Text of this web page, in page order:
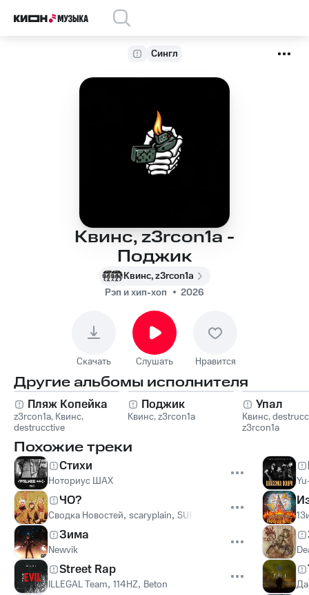
Сингл
Квинс, z3rcon1a -
Поджик
Квинс, z3rcon1a
Рэп и хип-хоп
2026
Скачать Слушать Нравится
Другие альбомы исполнителя
Пляж Копейка
z3rcon1a, Квинс,
destrucctive
Поджик
Квинс,z3rcon1a
Упал
Квинс,
z3rcon1a
Похожие треки
Стихи
Ноториус ШАХ
ЧО?
Сводка Новостей, scaryplain, SUPREMUS
Зима
Newvik
Street Rap
ILLEGAL Team, 114HZ, Beton